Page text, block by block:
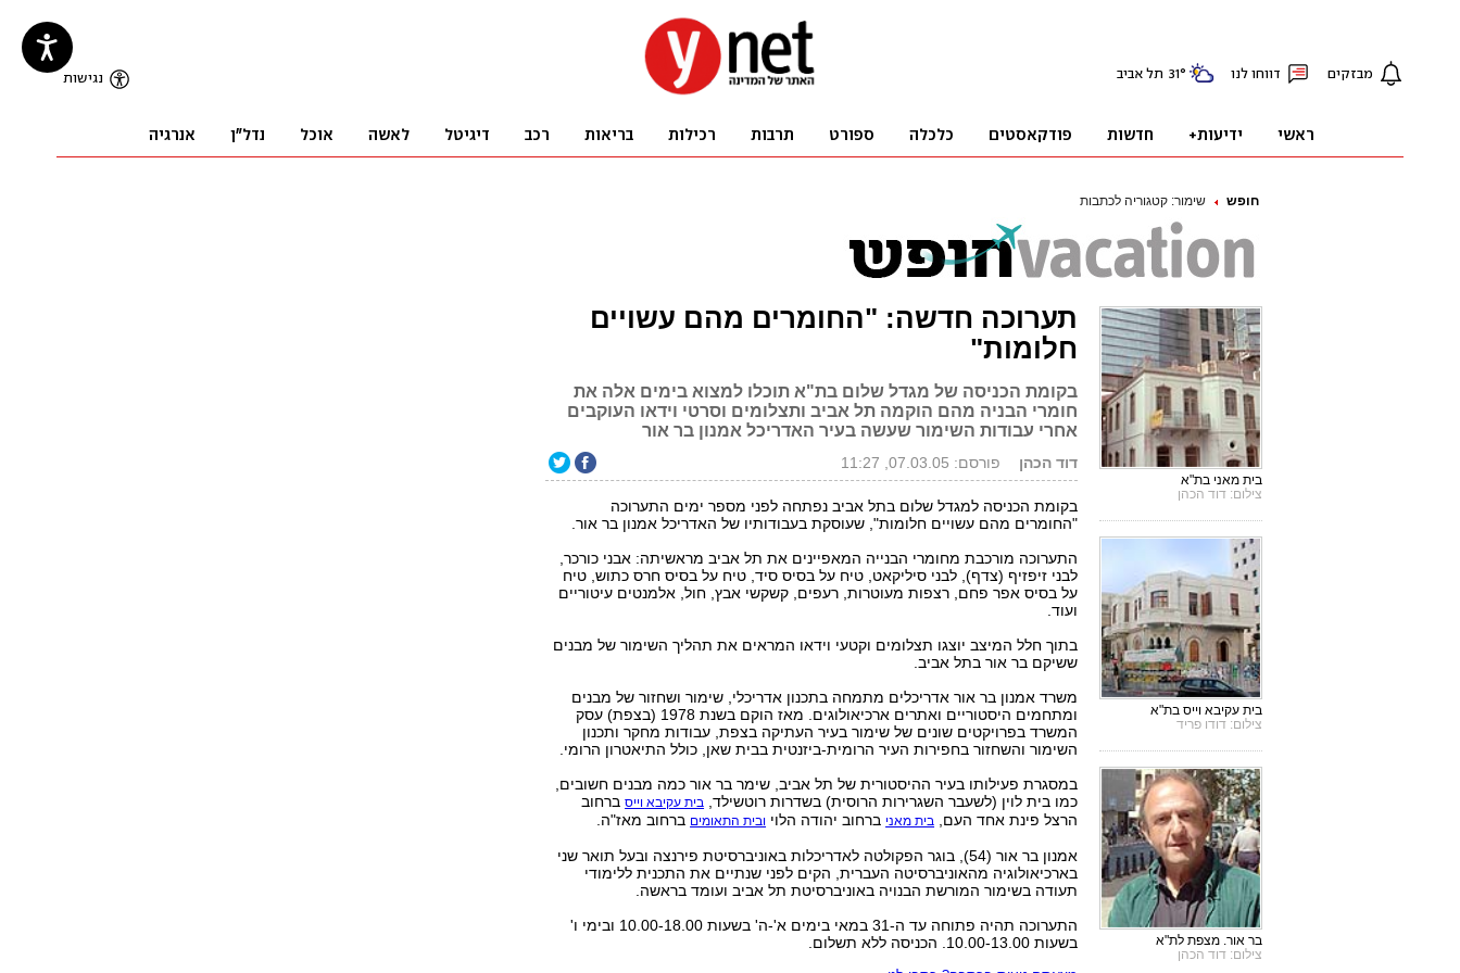
חופש שימור: קטגוריה לכתבות
תערוכה חדשה: "החומרים מהם עשויים
חלומות"
בקומת הכניסה של מגדל שלום בת"א תוכלו למצוא בימים אלה את
חומרי הבניה מהם הוקמה תל אביב ותצלומים וסרטי וידאו העוקבים
אחרי עבודות השימור שעשה בעיר האדריכל אמנון בר אור
דוד הכהן פורסם: 07.03.05, 11:27
בקומת הכניסה למגדל שלום בתל אביב נפתחה לפני מספר ימים התערוכה
"החומרים מהם עשויים חלומות", שעוסקת בעבודותיו של האדריכל אמנון בר אור.
התערוכה מורכבת מחומרי הבנייה המאפיינים את תל אביב מראשיתה: אבני כורכר,
לבני זיפזיף (צדף), לבני סיליקאט, טיח על בסיס סיד, טיח על בסיס חרס כתוש, טיח
על בסיס אפר פחם, רצפות מעוטרות, רעפים, קשקשי אבץ, חול, אלמנטים עיטוריים
ועוד.
בתוך חלל המיצב יוצגו תצלומים וקטעי וידאו המראים את תהליך השימור של מבנים
ששיקם בר אור בתל אביב.
משרד אמנון בר אור אדריכלים מתמחה בתכנון אדריכלי, שימור ושחזור של מבנים
ומתחמים היסטוריים ואתרים ארכיאולוגים. מאז הוקם בשנת 1978 (בצפת) עסק
המשרד בפרויקטים שונים של שימור בעיר העתיקה בצפת, עבודות מחקר ותכנון
השימור והשחזור בחפירות העיר הרומית-ביזנטית בבית שאן, כולל התיאטרון הרומי.
במסגרת פעילותו בעיר ההיסטורית של תל אביב, שימר בר אור כמה מבנים חשובים,
כמו בית לוין (לשעבר השגרירות הרוסית) בשדרות רוטשילד, בית עקיבא וייסברחוב
הרצל פינת אחד העם, בית מאני ברחוב יהודה הלוי ובית התאומים ברחוב מאז"ה.
אמנון בר אור (54), בוגר הפקולטה לאדריכלות באוניברסיטת פירנצה ובעל תואר שני
בארכיאולוגיה מהאוניברסיטה העברית, הקים לפני שנתיים את התכנית ללימודי
תעודה בשימור המורשת הבנויה באוניברסיטת תל אביב ועומד בראשה.
התערוכה תהיה פתוחה עד ה-31 במאי בימים א'-ה' בשעות 10.00-18.00 ובימי ו'
בשעות 10.00-13.00. הכניסה ללא תשלום.
בית מאני בת"א
צילום: דוד הכהן
בית עקיבא וייס בת"א
צילום: דודו פריד
בר אור. מצפת לת"א
צילום: דוד הכהן